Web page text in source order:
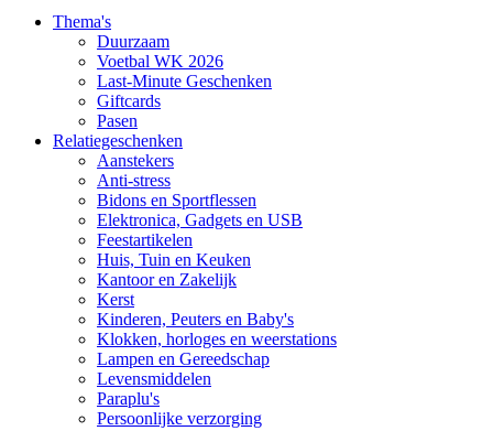
Thema's
Duurzaam
Voetbal WK 2026
Last-Minute Geschenken
Giftcards
Pasen
Relatiegeschenken
Aanstekers
Anti-stress
Bidons en Sportflessen
Elektronica, Gadgets en USB
Feestartikelen
Huis, Tuin en Keuken
Kantoor en Zakelijk
Kerst
Kinderen, Peuters en Baby's
Klokken, horloges en weerstations
Lampen en Gereedschap
Levensmiddelen
Paraplu's
Persoonlijke verzorging